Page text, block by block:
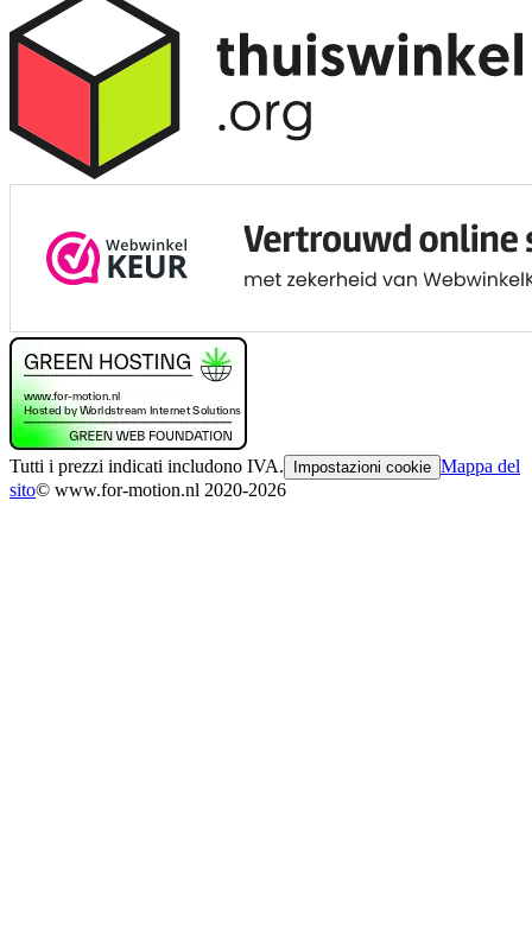
Tutti i prezzi indicati includono IVA. Impostazioni cookie Mappa del
sito© www.for-motion.nl 2020-2026